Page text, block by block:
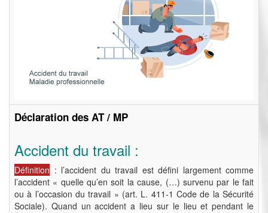
Déclaration des AT / MP
Accident du travail :
Définition : l’accident du travail est défini largement comme
l’accident « quelle qu’en soit la cause, (…) survenu par le fait
ou à l’occasion du travail » (art. L. 411-1 Code de la Sécurité
Sociale). Quand un accident a lieu sur le lieu et pendant le